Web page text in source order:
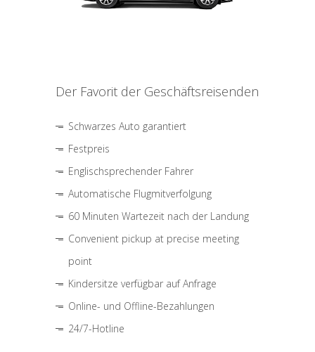
Der Favorit der Geschäftsreisenden
Schwarzes Auto garantiert
Festpreis
Englischsprechender Fahrer
Automatische Flugmitverfolgung
60 Minuten Wartezeit nach der Landung
Convenient pickup at precise meeting
point
Kindersitze verfügbar auf Anfrage
Online- und Offline-Bezahlungen
24/7-Hotline